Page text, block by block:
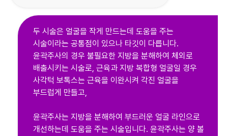
두 시술은 얼굴을 작게 만드는데 도움을 주는
시술이라는 공통점이 있으나 타깃이 다릅니다.
윤곽주사의 경우 불필요한 지방을 분해하여 체외로
배출시키는 시술로, 근육과 지방 복합형 얼굴일 경우
사각턱 보톡스는 근육을 이완시켜 각진 얼굴을
부드럽게 만들고,
윤곽주사는 지방을 분해하여 부드러운 얼굴 라인으로
개선하는데 도움을 주는 시술입니다. 윤곽주사는 양 볼